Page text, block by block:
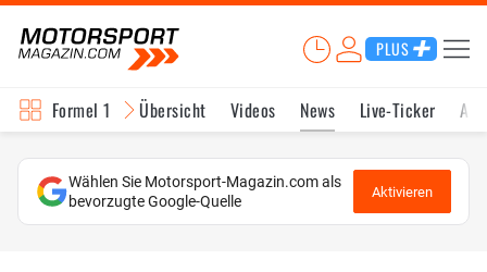
PLUS
Formel 1 Übersicht Videos News Live-Ticker
Wählen Sie Motorsport-Magazin.com als
bevorzugte Google-Quelle
Aktivieren